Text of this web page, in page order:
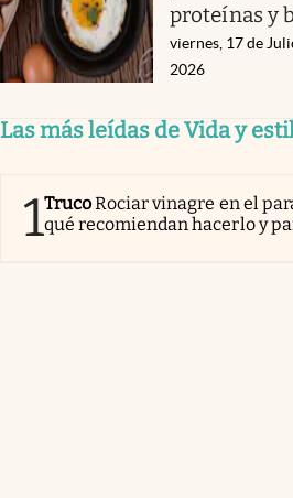
proteínas y
viernes, 17 de
2026
Las más leídas de Vida y
1TrucoRociar vinagre en el
qué recomiendan hacerlo y